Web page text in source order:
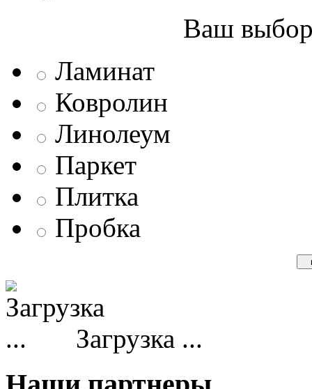
Ваш выбор
Ламинат
Ковролин
Линолеум
Паркет
Плитка
Пробка
Загрузка ...